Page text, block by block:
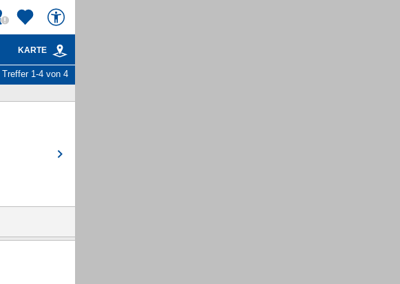
KARTE
Treffer 1-4 von 4